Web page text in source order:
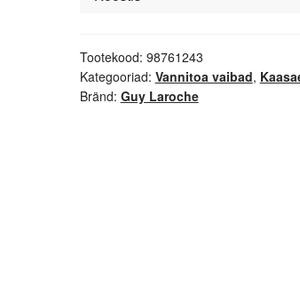
Tootekood: 98761243
Kategooriad: Vannitoa vaibad,
Bränd: Guy Laroche